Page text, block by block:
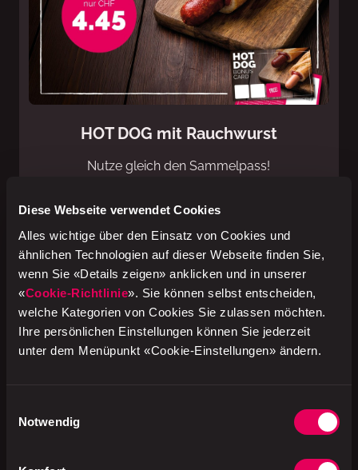
Diese Webseite verwendet Cookies
Alles wichtige über den Einsatz von Cookies und
ähnlichen Technologien auf dieser Webseite finden Sie,
wenn Sie «Details zeigen» anklicken und in unserer
«Cookie-Richtlinie». Sie können selbst entscheiden,
welche Kategorien von Cookies Sie zulassen möchten.
Ihre persönlichen Einstellungen können Sie jederzeit
unter dem Menüpunkt «Cookie-Einstellungen» ändern.
Notwendig
HOT DOG mit Rauchwurst
Nutze gleich den Sammelpass!
jeder 3. Hot Dog gratis